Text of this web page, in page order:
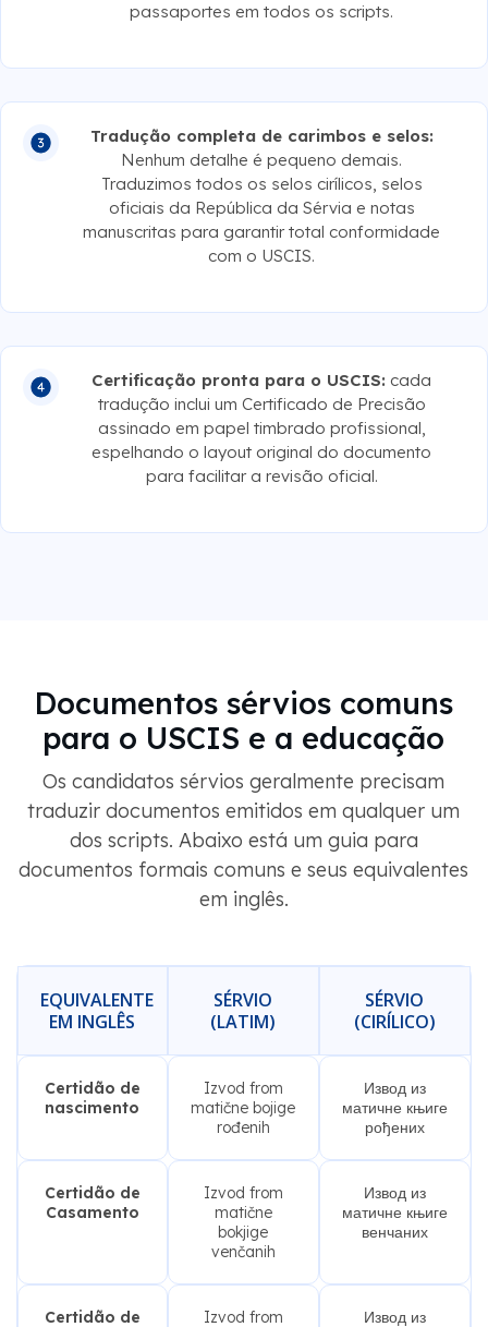
passaportes em todos os scripts.
Tradução completa de carimbos e selos:
Nenhum detalhe é pequeno demais.
Traduzimos todos os selos cirílicos, selos
oficiais da República da Sérvia e notas
manuscritas para garantir total conformidade
com o USCIS.
Certificação pronta para o USCIS: cada
tradução inclui um Certificado de Precisão
assinado em papel timbrado profissional,
espelhando o layout original do documento
para facilitar a revisão oficial.
Documentos sérvios comuns
para o USCIS e a educação
Os candidatos sérvios geralmente precisam
traduzir documentos emitidos em qualquer um
dos scripts. Abaixo está um guia para
documentos formais comuns e seus equivalentes
em inglês.
EQUIVALENTE
EM INGLÊS
SÉRVIO
(LATIM)
SÉRVIO
(CIRÍLICO)
Certidão de
nascimento
Izvod from
matične bojige
rođenih
Извод из
матичне књиге
рођених
Certidão de
Casamento
Izvod from
matične
bokjige
venčanih
Извод из
матичне књиге
венчаних
Certidão de
Izvod from
Извод из